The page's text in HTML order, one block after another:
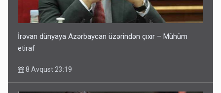
İrəvan dünyaya Azərbaycan üzərindən çıxır – Mühüm
etiraf
8 Avqust 23:19